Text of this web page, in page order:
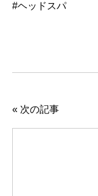
#ヘッドスパ
« 次の記事